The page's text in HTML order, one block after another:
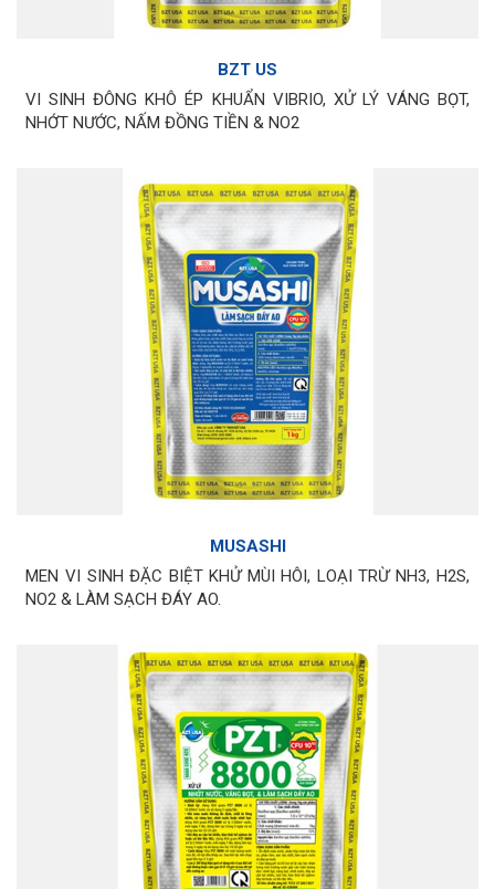
BZT US
VI SINH ĐÔNG KHÔ ÉP KHUẨN VIBRIO, XỬ LÝ VÁNG BỌT,
NHỚT NƯỚC, NẤM ĐỒNG TIỀN & NO2
MUSASHI
MEN VI SINH ĐẶC BIỆT KHỬ MÙI HÔI, LOẠI TRỪ NH3, H2S,
NO2 & LÀM SẠCH ĐÁY AO.